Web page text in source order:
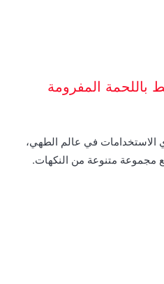
باللحمة المفرومة
الاستخدامات في عالم الطهي،
مجموعة متنوعة من النكهات.